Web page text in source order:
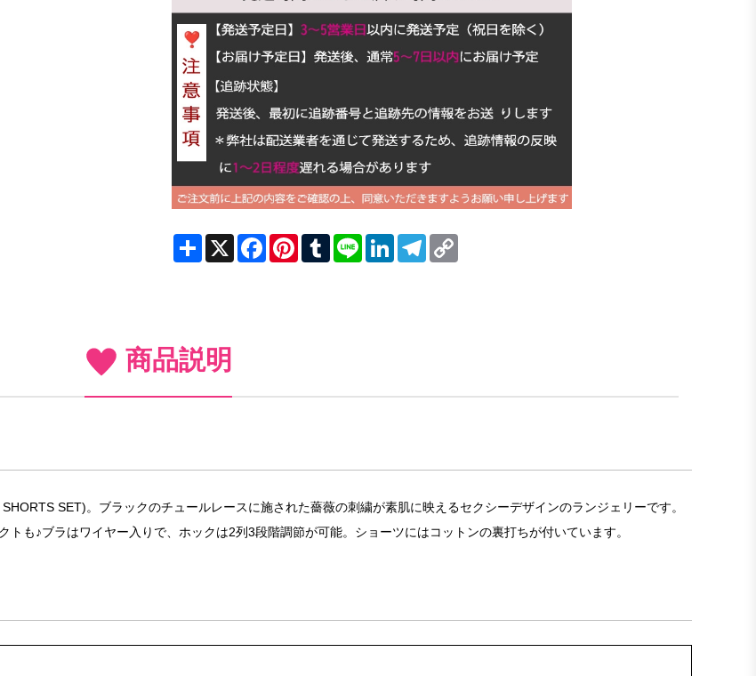
ShareX FacebookPinterestTumblrLine LinkedInTelegram
商品説明
SET)。ブラックのチュールレースに施された薔薇の刺繍が素肌に映えるセクシーデザインのランジェリーです。
も♪ブラはワイヤー入りで、ホックは2列3段階調節が可能。ショーツにはコットンの裏打ちが付いています。